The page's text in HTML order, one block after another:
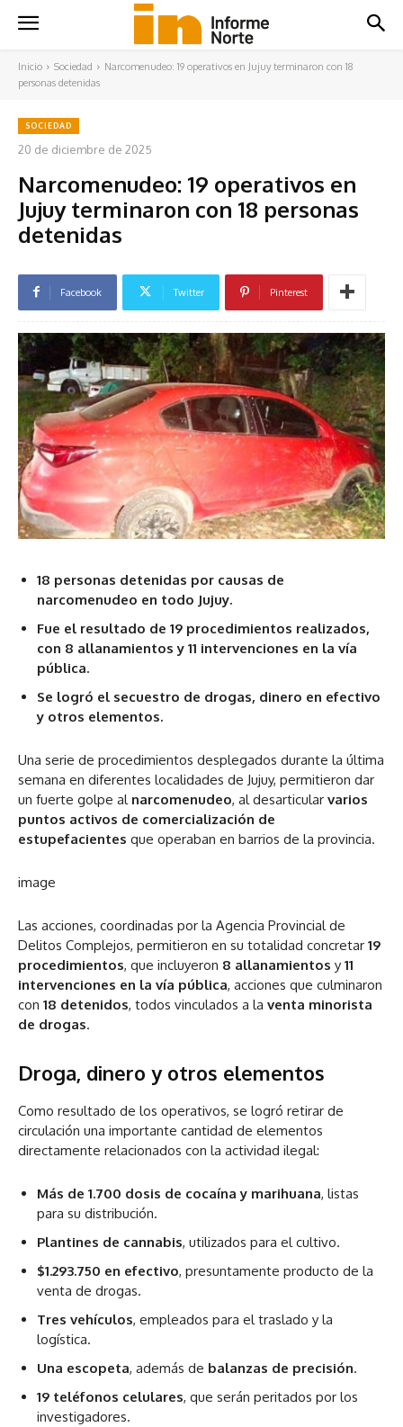
Inicio Sociedad
Narcomenudeo: 19 operativos en Jujuy terminaron con 18
personas detenidas
SOCIEDAD
20 de diciembre de 2025
Narcomenudeo: 19 operativos en
Jujuy terminaron con 18 personas
detenidas
Facebook Twitter Pinterest
18 personas detenidas por causas de
narcomenudeo en todo Jujuy.
Fue el resultado de 19 procedimientos realizados,
con 8 allanamientos y 11 intervenciones en la vía
pública.
Se logró el secuestro de drogas, dinero en efectivo
y otros elementos.
Una serie de procedimientos desplegados durante la última
semana en diferentes localidades de Jujuy, permitieron dar
un fuerte golpe al narcomenudeo, al desarticular varios
puntos activos de comercialización de
estupefacientes que operaban en barrios de la provincia.
image
Las acciones, coordinadas por la Agencia Provincial de
Delitos Complejos, permitieron en su totalidad concretar 19
procedimientos, que incluyeron 8 allanamientos y 11
intervenciones en la vía pública, acciones que culminaron
con 18 detenidos, todos vinculados a la venta minorista
de drogas.
Droga, dinero y otros elementos
Como resultado de los operativos, se logró retirar de
circulación una importante cantidad de elementos
directamente relacionados con la actividad ilegal:
Más de 1.700 dosis de cocaína y marihuana, listas
para su distribución.
Plantines de cannabis, utilizados para el cultivo.
$1.293.750 en efectivo, presuntamente producto de la
venta de drogas.
Tres vehículos, empleados para el traslado y la
logística.
Una escopeta, además de balanzas de precisión.
19 teléfonos celulares, que serán peritados por los
investigadores.